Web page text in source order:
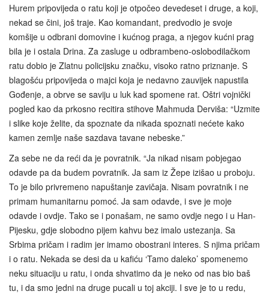
Hurem pripovijeda o ratu koji je otpočeo devedeset i druge, a koji,
nekad se čini, još traje. Kao komandant, predvodio je svoje
komšije u odbrani domovine i kućnog praga, a njegov kućni prag
bila je i ostala Drina. Za zasluge u odbrambeno‑oslobodilačkom
ratu dobio je Zlatnu policijsku značku, visoko ratno priznanje. S
blagošću pripovijeda o majci koja je nedavno zauvijek napustila
Gođenje, a obrve se saviju u luk kad spomene rat. Oštri vojnički
pogled kao da prkosno recitira stihove Mahmuda Derviša: “Uzmite
i slike koje želite, da spoznate da nikada spoznati nećete kako
kamen zemlje naše sazdava tavane nebeske.”
Za sebe ne da reći da je povratnik. “Ja nikad nisam pobjegao
odavde pa da budem povratnik. Ja sam iz Žepe izišao u proboju.
To je bilo privremeno napuštanje zavičaja. Nisam povratnik i ne
primam humanitarnu pomoć. Ja sam odavde, i sve je moje
odavde i ovdje. Tako se i ponašam, ne samo ovdje nego i u Han-
Pijesku, gdje slobodno pijem kahvu bez imalo ustezanja. Sa
Srbima pričam i radim jer imamo obostrani interes. S njima pričam
i o ratu. Nekada se desi da u kafiću ‘Tamo daleko’ spomenemo
neku situaciju u ratu, i onda shvatimo da je neko od nas bio baš
tu, i da smo jedni na druge pucali u toj akciji. I sve je to u redu,